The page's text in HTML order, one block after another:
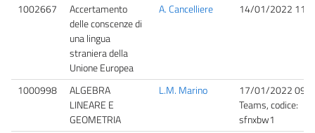
1002667
Accertamento
delle conscenze di
una lingua
straniera della
Unione Europea
A. Cancelliere 14/01/2022
1000998
ALGEBRA
LINEARE E
GEOMETRIA
L.M. Marino
17/01/2022
Teams, codice:
sfnxbw1